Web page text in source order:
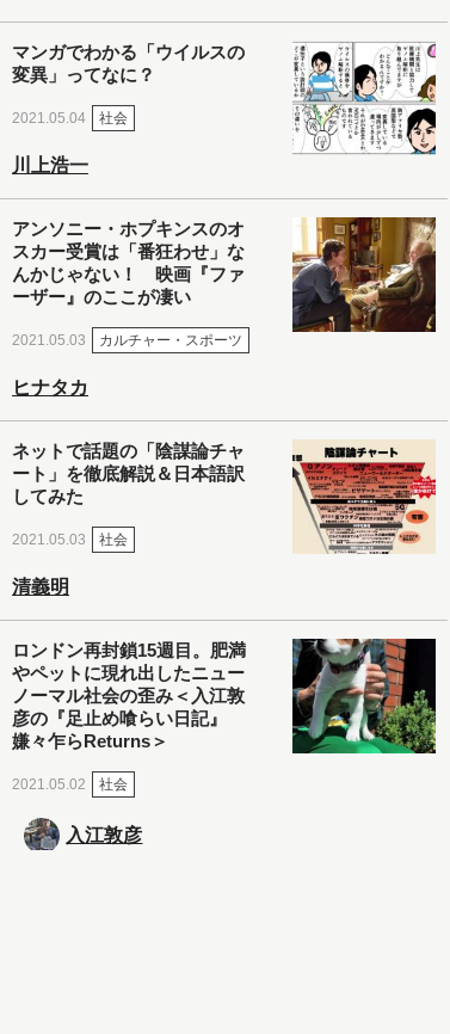
マンガでわかる「ウイルスの
変異」ってなに？
2021.05.04 社会
川上浩一
アンソニー・ホプキンスのオ
スカー受賞は「番狂わせ」な
んかじゃない！ 映画『ファ
ーザー』のここが凄い
2021.05.03 カルチャー・スポーツ
ヒナタカ
ネットで話題の「陰謀論チャ
ート」を徹底解説＆日本語訳
してみた
2021.05.03 社会
清義明
ロンドン再封鎖15週目。肥満
やペットに現れ出したニュー
ノーマル社会の歪み＜入江敦
彦の『足止め喰らい日記』
嫌々乍らReturns＞
2021.05.02 社会
入江敦彦